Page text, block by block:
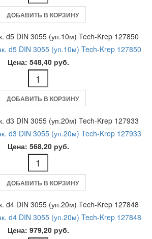
ДОБАВИТЬ В КОРЗИНУ
d5 DIN 3055 (уп.10м) Tech-Krep 127850
Цена: 548,40 руб.
ДОБАВИТЬ В КОРЗИНУ
d3 DIN 3055 (уп.20м) Tech-Krep 127933
Цена: 568,20 руб.
ДОБАВИТЬ В КОРЗИНУ
d4 DIN 3055 (уп.20м) Tech-Krep 127848
Цена: 979,20 руб.